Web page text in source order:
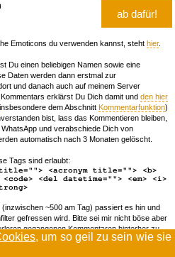
, um so geil zu sein wie sie
Emoticons du verwenden kannst, steht hier.
Du einen beliebigen Namen sowie eine
Daten werden dann erstmal zur
und danach auch auf meinem Server
erklärst Du Dich damit und den hier
dem Abschnitt Kommentarfunktion)
bist, lass das Kommentieren bleiben,
und verabschiede Dich von
automatisch nach 3 Monaten gelöscht.
Tags sind erlaubt:
<acronym title=""> <b>
<del datetime=""> <em> <i>
~500 am Tag) passiert es hin und
gefressen wird. Bitte sei mir nicht böse aber
gegangenen Kommentaren hinterher zu
mir 'ne Mail damit ich dich whitelisten kann.